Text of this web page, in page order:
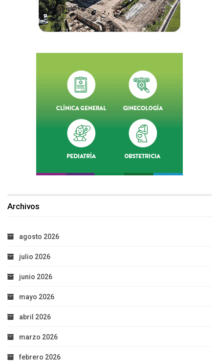
Archivos
agosto 2026
julio 2026
junio 2026
mayo 2026
abril 2026
marzo 2026
febrero 2026